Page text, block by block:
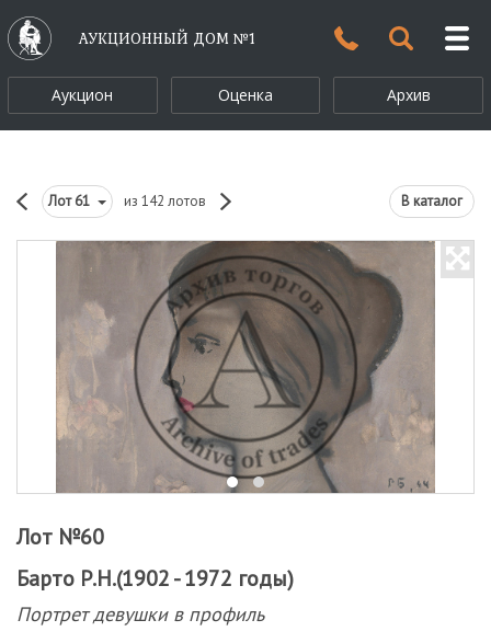
АУКЦИОННЫЙ ДОМ №1
Аукцион Оценка Архив
Лот61 из 142 лотов В каталог
Лот №60
Барто Р.Н.(1902 - 1972 годы)
Портрет девушки в профиль